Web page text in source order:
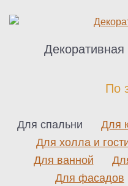
Декоративная
По
Для спальни Для
Для холла и
Для ванной
Для фасадов